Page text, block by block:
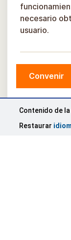
necesario
usuario.
Convenir
Contenido de
Restaurar